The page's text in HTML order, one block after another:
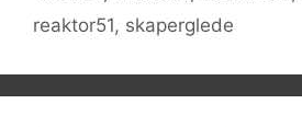
reaktor51, skaperglede